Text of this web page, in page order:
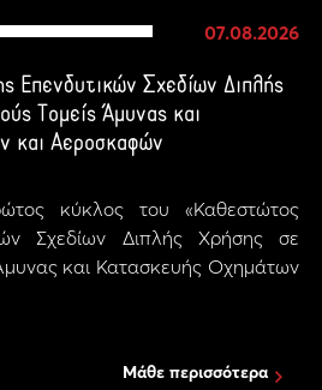
07.08.2026
Επενδυτικών Σχεδίων Διπλής
Τομείς Άμυνας και
και Αεροσκαφών
κύκλος του «Καθεστώτος
Σχεδίων Διπλής Χρήσης σε
και Κατασκευής Οχημάτων
Μάθε περισσότερα